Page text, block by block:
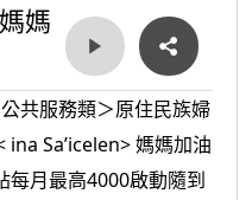
媽
共服務類＞原住民族婦
Sa’icelen> 媽媽加油